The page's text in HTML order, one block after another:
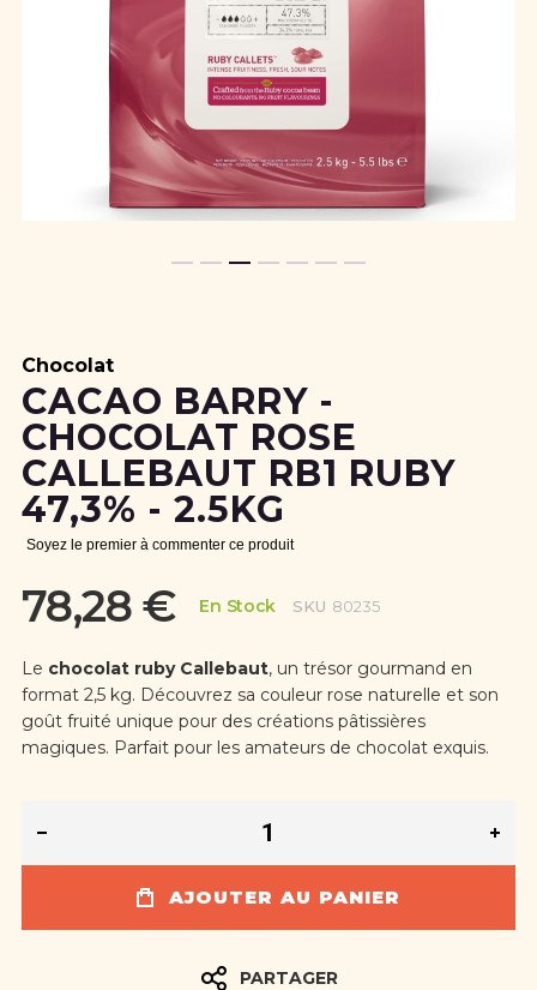
beginning
of
the
images
gallery
Chocolat
CACAO BARRY -
CHOCOLAT ROSE
CALLEBAUT RB1 RUBY
47,3% - 2.5KG
Soyez le premier à commenter ce produit
78,28 € En Stock SKU 80235
Le chocolat ruby Callebaut, un trésor gourmand en
format 2,5 kg. Découvrez sa couleur rose naturelle et son
goût fruité unique pour des créations pâtissières
magiques. Parfait pour les amateurs de chocolat exquis.
AJOUTER AU PANIER
PARTAGER